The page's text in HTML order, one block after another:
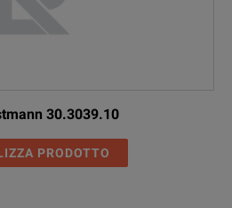
30.3039.10
PRODOTTO